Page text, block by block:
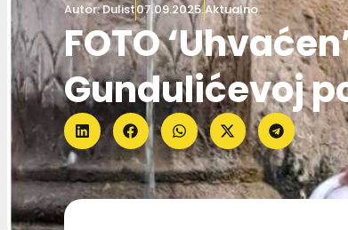
Autor:Dulist07.09.2025.Aktualno
FOTO
Gundulićevoj